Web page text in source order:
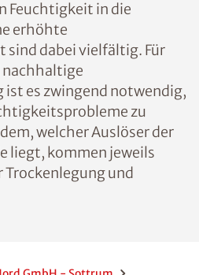
für das Eindringen
bzw.
sind
erfolgreiche und
ist es
Ursachen der
zu kennen. Denn je
der
liegt, kommen
der